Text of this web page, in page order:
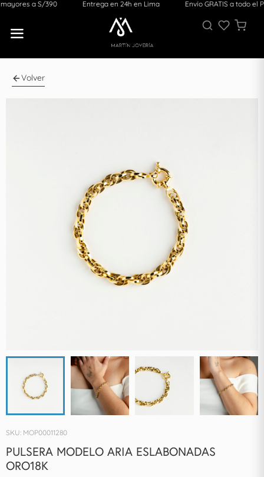
a S/390 Entrega en 24h en Lima Envío GRATIS a todo el
Volver
SKU: MOP00011280
PULSERA MODELO ARIA ESLABONADAS
ORO18K